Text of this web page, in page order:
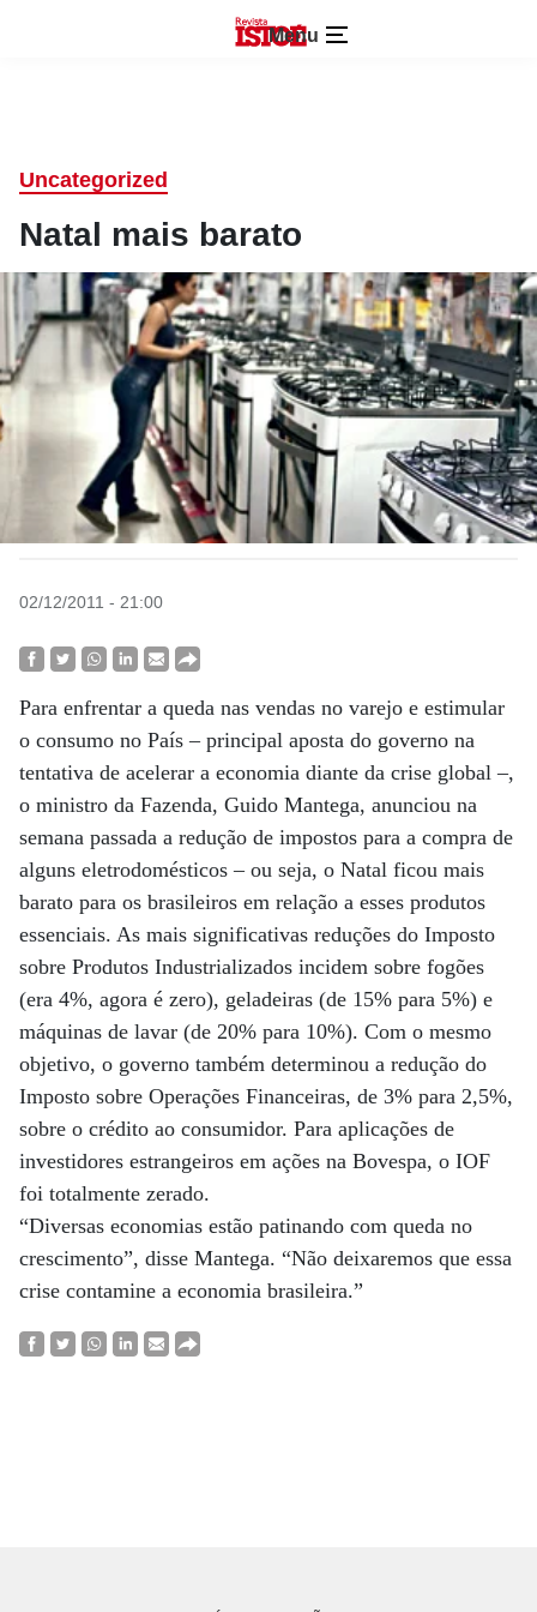
Menu
Uncategorized
Natal mais barato
02/12/2011 - 21:00
Para enfrentar a queda nas vendas no varejo e estimular
o consumo no País – principal aposta do governo na
tentativa de acelerar a economia diante da crise global –,
o ministro da Fazenda, Guido Mantega, anunciou na
semana passada a redução de impostos para a compra de
alguns eletrodomésticos – ou seja, o Natal ficou mais
barato para os brasileiros em relação a esses produtos
essenciais. As mais significativas reduções do Imposto
sobre Produtos Industrializados incidem sobre fogões
(era 4%, agora é zero), geladeiras (de 15% para 5%) e
máquinas de lavar (de 20% para 10%). Com o mesmo
objetivo, o governo também determinou a redução do
Imposto sobre Operações Financeiras, de 3% para 2,5%,
sobre o crédito ao consumidor. Para aplicações de
investidores estrangeiros em ações na Bovespa, o IOF
foi totalmente zerado.
“Diversas economias estão patinando com queda no
crescimento”, disse Mantega. “Não deixaremos que essa
crise contamine a economia brasileira.”